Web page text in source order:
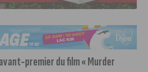
premier du film « Murder